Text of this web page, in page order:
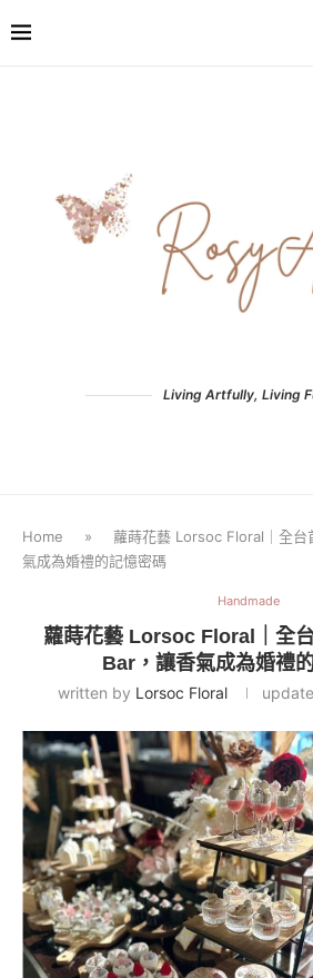
Living Artfully, Living
Home »
蘿蒔花藝 Lorsoc Floral｜全台
氣成為婚禮的記憶密碼
Handmade
蘿蒔花藝 Lorsoc Floral｜全
Bar，讓香氣成為婚禮
written by Lorsoc Floral